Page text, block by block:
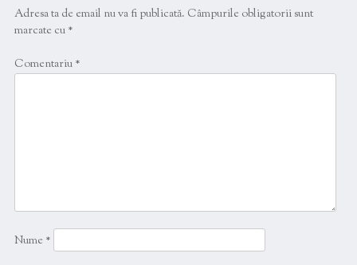
Adresa ta de email nu va fi publicată. Câmpurile obligatorii sunt
marcate cu *
Comentariu *
Nume *